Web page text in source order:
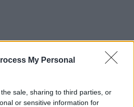
My Personal
sale, sharing to third parties, or
or sensitive information for